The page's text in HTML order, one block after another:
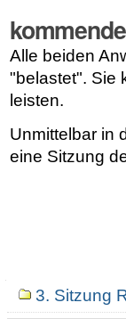
Alle beiden
"belastet". Sie
leisten.
Unmittelbar in
eine Sitzung
Navigation3. Sitzung